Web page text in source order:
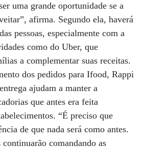
uma grande oportunidade se a
afirma. Segundo ela, haverá
pessoas, especialmente com a
como do Uber, que
a complementar suas receitas.
dos pedidos para Ifood, Rappi
ajudam a manter a
que antes era feita
“É preciso que
de que nada será como antes.
comandando as